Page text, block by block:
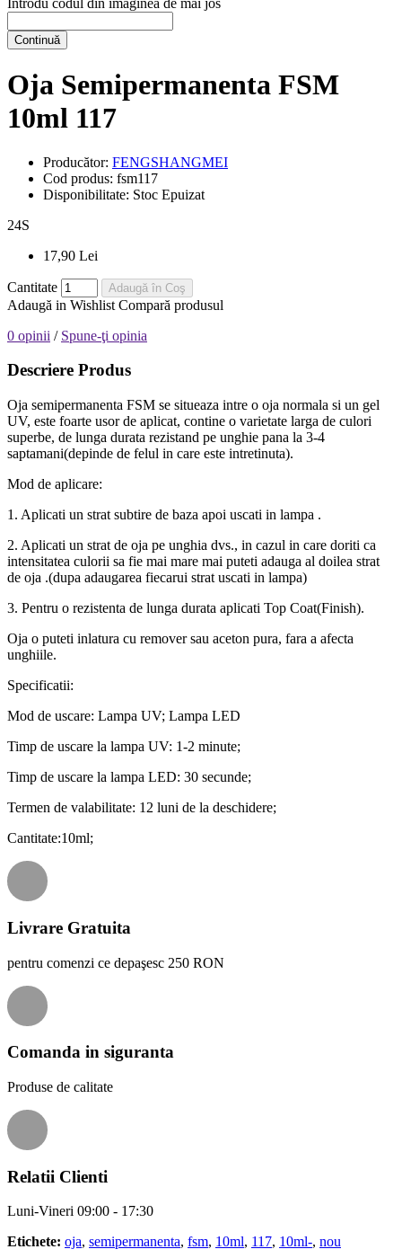
Continuă
Oja Semipermanenta FSM
10ml 117
Producător: FENGSHANGMEI
Cod produs: fsm117
Disponibilitate: Stoc Epuizat
24S
17,90 Lei
Cantitate Adaugă în Coş
Adaugă in Wishlist Compară produsul
0 opinii / Spune-ţi opinia
Descriere Produs
Oja semipermanenta FSM se situeaza intre o oja normala si un gel
UV, este foarte usor de aplicat, contine o varietate larga de culori
superbe, de lunga durata rezistand pe unghie pana la 3-4
saptamani(depinde de felul in care este intretinuta).
Mod de aplicare:
1. Aplicati un strat subtire de baza apoi uscati in lampa .
2. Aplicati un strat de oja pe unghia dvs., in cazul in care doriti ca
intensitatea culorii sa fie mai mare mai puteti adauga al doilea strat
de oja .(dupa adaugarea fiecarui strat uscati in lampa)
3. Pentru o rezistenta de lunga durata aplicati Top Coat(Finish).
Oja o puteti inlatura cu remover sau aceton pura, fara a afecta
unghiile.
Specificatii:
Mod de uscare: Lampa UV; Lampa LED
Timp de uscare la lampa UV: 1-2 minute;
Timp de uscare la lampa LED: 30 secunde;
Termen de valabilitate: 12 luni de la deschidere;
Cantitate:10ml;
Livrare Gratuita
pentru comenzi ce depaşesc 250 RON
Comanda in siguranta
Produse de calitate
Relatii Clienti
Luni-Vineri 09:00 - 17:30
Etichete: oja, semipermanenta, fsm, 10ml, 117, 10ml-, nou